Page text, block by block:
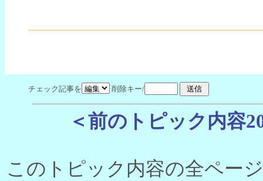
チェック記事を 削除キー/
＜前のトピック内容
このトピック内容の全ペー